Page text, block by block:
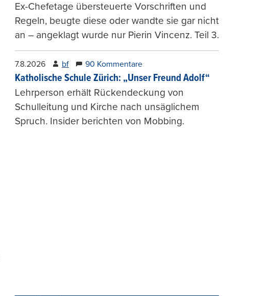
Ex-Chefetage übersteuerte Vorschriften und
Regeln, beugte diese oder wandte sie gar nicht
an – angeklagt wurde nur Pierin Vincenz. Teil 3.
7.8.2026 bf 90 Kommentare
Katholische Schule Zürich: „Unser Freund Adolf“
Lehrperson erhält Rückendeckung von
Schulleitung und Kirche nach unsäglichem
Spruch. Insider berichten von Mobbing.